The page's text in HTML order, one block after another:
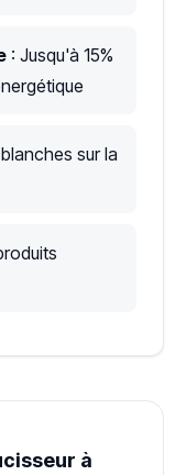
: Jusqu'à 15%
sur la
à